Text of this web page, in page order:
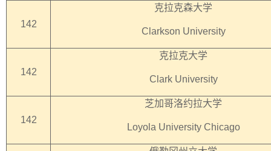
142
克拉克森大学
Clarkson University
142
克拉克大学
Clark University
142
芝加哥洛约拉大学
Loyola University Chicago